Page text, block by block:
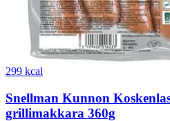
299 kcal
Snellman Kunnon
grillimakkara 360g